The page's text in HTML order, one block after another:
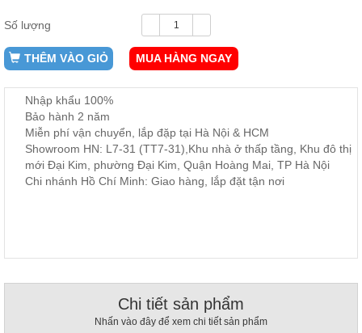
Công,
Vườn
Bàn
ghế
Phụ
Kiện
, đồ
trí
Số lượng
THÊM VÀO GIỎ MUA HÀNG NGAY
Nhập khẩu 100%
Bảo hành 2 năm
Miễn phí vận chuyển, lắp đặp tại Hà Nội & HCM
Showroom HN: L7-31 (TT7-31),Khu nhà ở thấp tầng, Khu đô thị
mới Đại Kim, phường Đại Kim, Quận Hoàng Mai, TP Hà Nội
Chi nhánh Hồ Chí Minh: Giao hàng, lắp đặt tận nơi
Chi tiết sản phẩm
Nhấn vào đây để xem chi tiết sản phẩm